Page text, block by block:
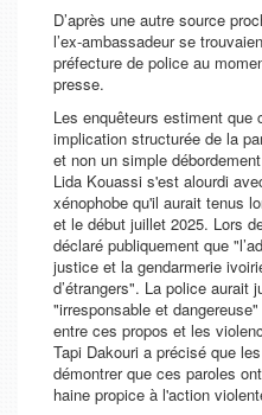
D’après une autre source
l’ex-ambassadeur se
préfecture de police au
presse.
Les enquêteurs estiment que
implication structurée de la
et non un simple
Lida Kouassi s'est alourdi
xénophobe qu'il aurait tenus
et le début juillet 2025. Lors
déclaré publiquement que
justice et la gendarmerie
d’étrangers". La police aurait
"irresponsable et
entre ces propos et les
Tapi Dakouri a précisé que
démontrer que ces paroles
haine propice à l'action